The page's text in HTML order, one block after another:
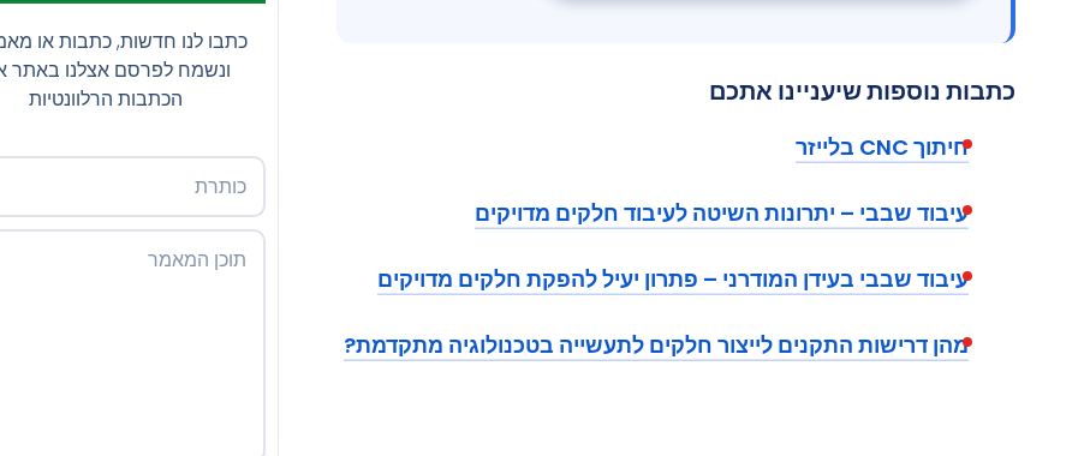
כתבות נוספות שיעניינו אתכם
חיתוך CNC בלייזר
עיבוד שבבי – יתרונות השיטה לעיבוד חלקים מדויקים
עיבוד שבבי בעידן המודרני – פתרון יעיל להפקת חלקים מדויקים
מהן דרישות התקנים לייצור חלקים לתעשייה בטכנולוגיה מתקדמת?
כתבו לנו חדשות, כתבות או
ונשמח לפרסם אצלנו באתר
הכתבות הרלוונטיות